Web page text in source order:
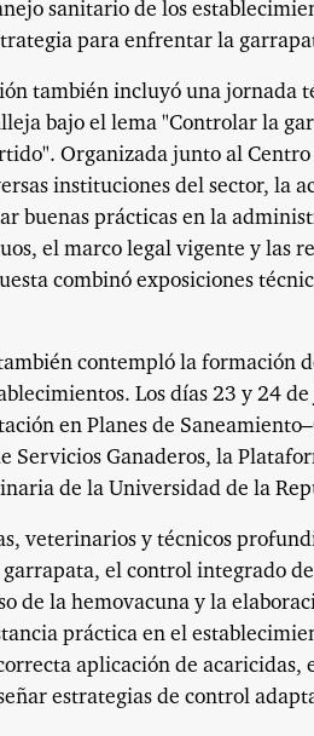
sanitario de los
para enfrentar la
también incluyó una jornada
bajo el lema "Controlar la
Organizada junto al
instituciones del sector, la
buenas prácticas en la
el marco legal vigente y las
combinó exposiciones
contempló la formación
Los días 23 y 24
en Planes de
Servicios Ganaderos, la
de la Universidad de la
veterinarios y técnicos
el control integrado
de la hemovacuna y la
práctica en el
aplicación de
estrategias de control